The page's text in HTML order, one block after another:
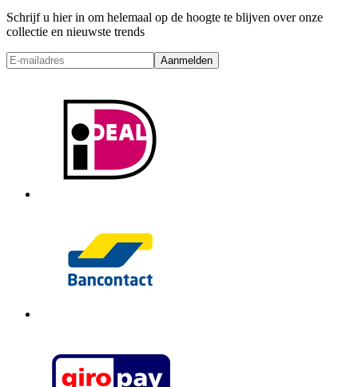
Schrijf u hier in om helemaal op de hoogte te blijven over onze
collectie en nieuwste trends
Aanmelden